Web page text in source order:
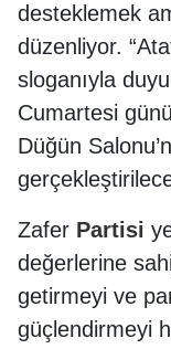
desteklemek
düzenliyor.
sloganıyla
Cumartesi günü
Düğün
Zafer Partisi
değerlerine
getirmeyi ve
güçlendirmeyi